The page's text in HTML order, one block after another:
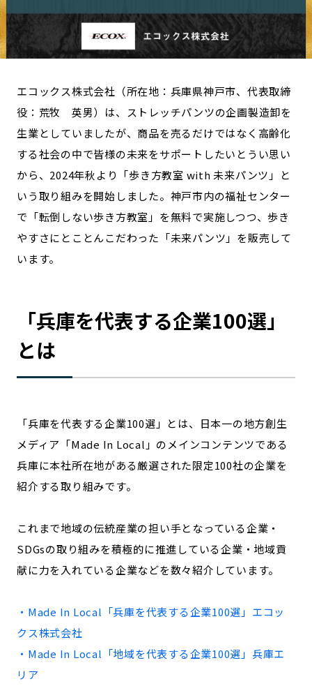
北摂エリア
堺・泉州エリア
河内エリア
兵庫エリア
鳥取エリア
島根エリア
岡山エリア
広島エリア
山口エリア
徳島エリア
香川エリア
愛媛エリア
高知エリア
福岡エリア
佐賀エリア
長崎エリア
熊本エリア
大分エリア
宮崎エリア
鹿児島エリア
沖縄エリア
カテゴリから探す
特集コンテンツ
地域豆知識
ニッポンの百選大全集
Sporkle
「人」から探す
記事ライター アンバサダー
お問い合わせ 会社概要
エコックス株式会社（所在地：兵庫県神戸市、代表取締
役：荒牧 英男）は、ストレッチパンツの企画製造卸を
生業としていましたが、商品を売るだけではなく高齢化
する社会の中で皆様の未来をサポートしたいとうい思い
から、2024年秋より「歩き方教室 with 未来パンツ」と
いう取り組みを開始しました。神戸市内の福祉センター
で「転倒しない歩き方教室」を無料で実施しつつ、歩き
やすさにとことんこだわった「未来パンツ」を販売して
います。
「兵庫を代表する企業100選」
とは
「兵庫を代表する企業100選」とは、日本一の地方創生
メディア「Made In Local」のメインコンテンツである
兵庫に本社所在地がある厳選された限定100社の企業を
紹介する取り組みです。
これまで地域の伝統産業の担い手となっている企業・
SDGsの取り組みを積極的に推進している企業・地域貢
献に力を入れている企業などを数々紹介しています。
・Made In Local「兵庫を代表する企業100選」 エコッ
クス株式会社
・Made In Local「地域を代表する企業100選」 兵庫エ
リア